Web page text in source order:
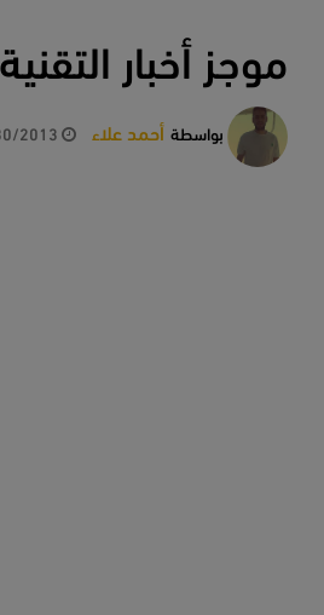
موجز أخبار
بواسطة أحمد علاء